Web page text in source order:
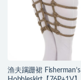
渔夫蹒跚裙 Fisherman’s